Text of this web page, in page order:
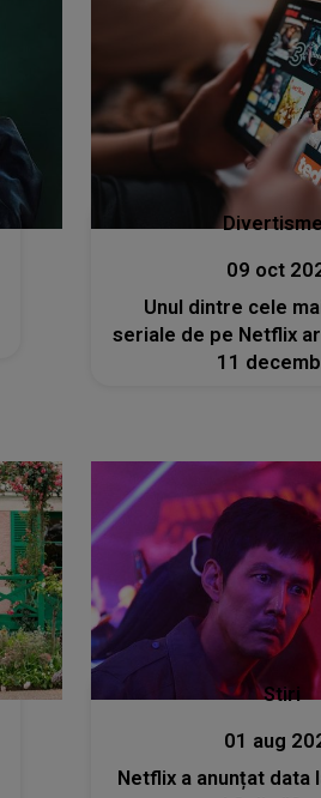
09 oct
Unul dintre cele
seriale de pe Netflix
11
Stiri
01 aug
Netflix a anunțat data